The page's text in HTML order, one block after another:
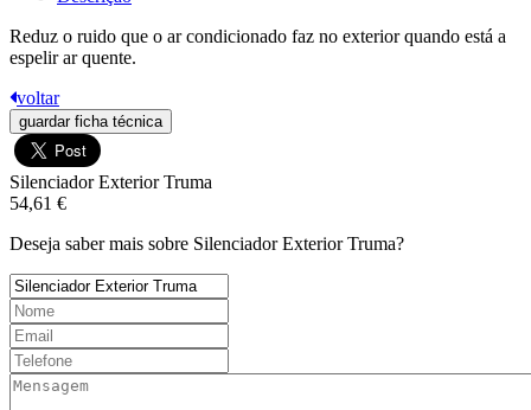
Reduz o ruido que o ar condicionado faz no exterior quando está a
espelir ar quente.
voltar
guardar ficha técnica
Silenciador Exterior Truma
54,61 €
Deseja saber mais sobre Silenciador Exterior Truma?